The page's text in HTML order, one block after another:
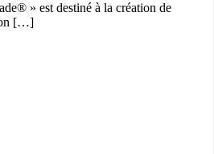
» est destiné à la création de
[…]